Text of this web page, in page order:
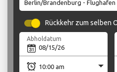
Rückkehr zum selben
Abholdatum